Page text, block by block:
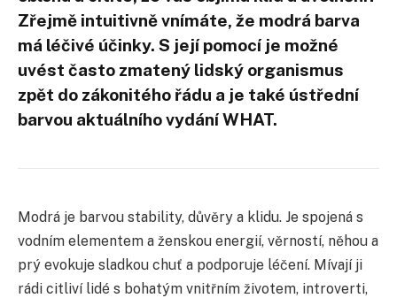
Zřejmě intuitivně vnímáte, že modrá barva
má léčivé účinky. S její pomocí je možné
uvést často zmatený lidský organismus
zpět do zákonitého řádu a je také ústřední
barvou aktuálního vydání WHAT.
Modrá je barvou stability, důvěry a klidu. Je spojená s
vodním elementem a ženskou energií, věrností, něhou a
prý evokuje sladkou chuť a podporuje léčení. Mívají ji
rádi citliví lidé s bohatým vnitřním životem, introverti,